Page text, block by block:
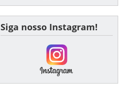
Siga nosso Instagram!